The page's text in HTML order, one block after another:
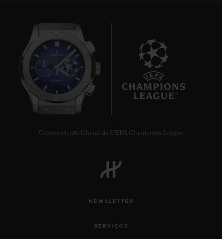
7
Cronometrista Oficial da UEFA Champions League
NEWSLETTER
SERVIÇOS